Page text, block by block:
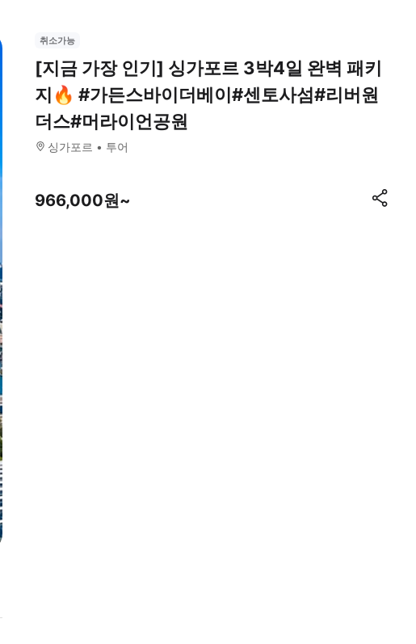
취소가능
[지금 가장 인기] 싱가포르 3박4일 완벽 패키
지🔥 #가든스바이더베이#센토사섬#리버원
더스#머라이언공원
싱가포르 투어
966,000원~